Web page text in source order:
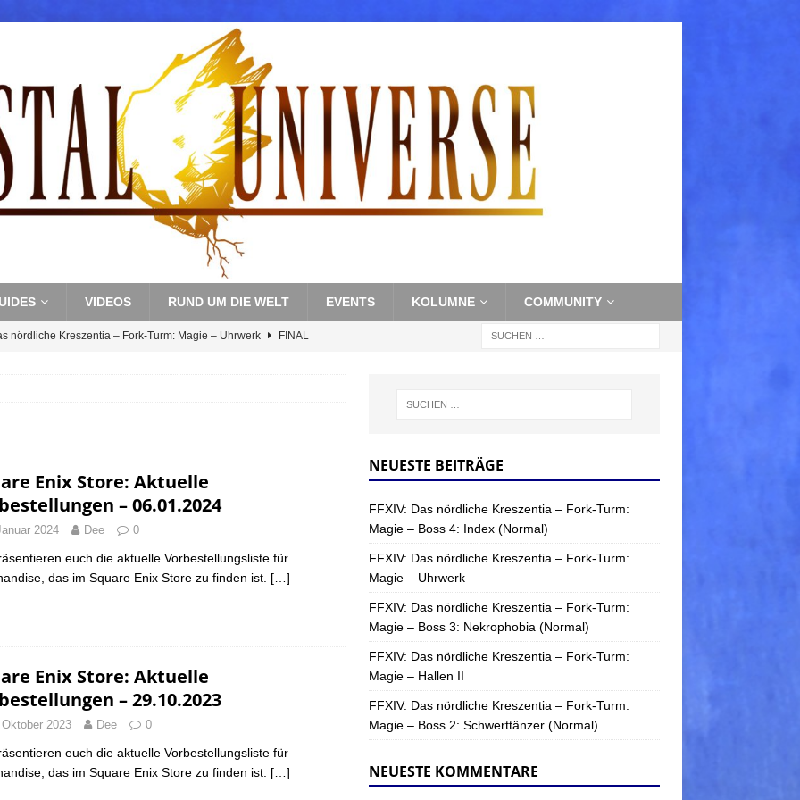
VIDEOS RUND UM DIE WELT EVENTS KOLUMNE COMMUNITY
nördliche Kreszentia – Fork-Turm: Magie – Uhrwerk FINAL
nördliche Kreszentia – Fork-Turm: Magie – Boss 2: Schwerttänzer
nördliche Kreszentia – Fork-Turm: Magie – Boss 4: Index (Normal)
Enix Store: Aktuelle
– 06.01.2024
2024 Dee 0
euch die aktuelle Vorbestellungsliste für
das im Square Enix Store zu finden ist. […]
Enix Store: Aktuelle
– 29.10.2023
2023 Dee 0
euch die aktuelle Vorbestellungsliste für
das im Square Enix Store zu finden ist. […]
NEUESTE BEITRÄGE
FFXIV: Das nördliche Kreszentia – Fork-Turm:
Magie – Boss 4: Index (Normal)
FFXIV: Das nördliche Kreszentia – Fork-Turm:
Magie – Uhrwerk
FFXIV: Das nördliche Kreszentia – Fork-Turm:
Magie – Boss 3: Nekrophobia (Normal)
FFXIV: Das nördliche Kreszentia – Fork-Turm:
Magie – Hallen II
FFXIV: Das nördliche Kreszentia – Fork-Turm:
Magie – Boss 2: Schwerttänzer (Normal)
NEUESTE KOMMENTARE